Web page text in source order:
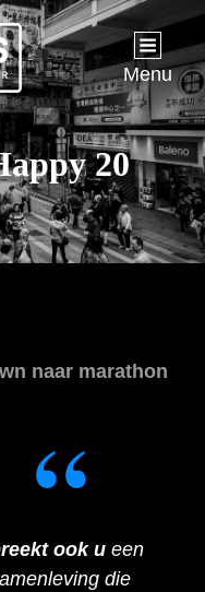
Menu
20
naar marathon
ook u een
die